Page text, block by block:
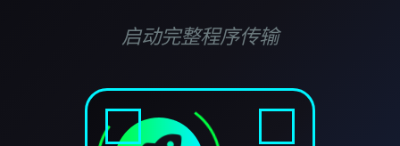
启动完整程序传输